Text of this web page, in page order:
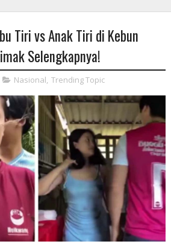
Tiri vs Anak Tiri di Kebun
Selengkapnya!
Nasional, Trending Topic